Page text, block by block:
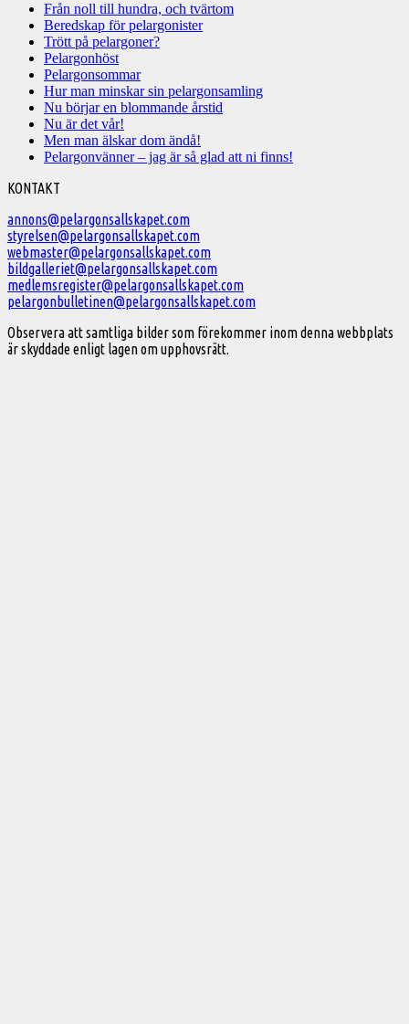
Från noll till hundra, och tvärtom
Beredskap för pelargonister
Trött på pelargoner?
Pelargonhöst
Pelargonsommar
Hur man minskar sin pelargonsamling
Nu börjar en blommande årstid
Nu är det vår!
Men man älskar dom ändå!
Pelargonvänner – jag är så glad att ni finns!
Välkommen
till
Svenska
Pelargonsällskapet
KONTAKT
annons@pelargonsallskapet.com
styrelsen@pelargonsallskapet.com
webmaster@pelargonsallskapet.com
bildgalleriet@pelargonsallskapet.com
medlemsregister@pelargonsallskapet.com
pelargonbulletinen@pelargonsallskapet.com
Observera att samtliga bilder som förekommer inom denna webbplats
är skyddade enligt lagen om upphovsrätt.